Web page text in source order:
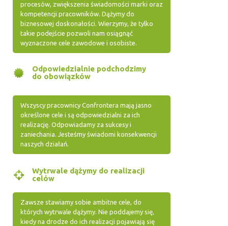
Wytrwale dążymy do realizacji
celów
Zawsze stawiamy sobie ambitne cele, do
których wytrwale dążymy. Nie poddajemy się,
kiedy na drodze do ich realizacji pojawiają się
Odpowiedzialnie podchodzimy
do obowiązków
Wszyscy pracownicy Confrontera mają jasno
określone cele i są odpowiedzialni za ich
realizację. Odpowiadamy za sukcesy i
zaniechania. Jesteśmy świadomi konsekwencji
naszych działań.
procesów, zwiększenia świadomości marki oraz
kompetencji pracowników. Dążymy do
biznesowej doskonałości. Wierzymy, że tylko
takie podejście pozwoli nam osiągnąć
wyznaczone cele zawodowe i osobiste.